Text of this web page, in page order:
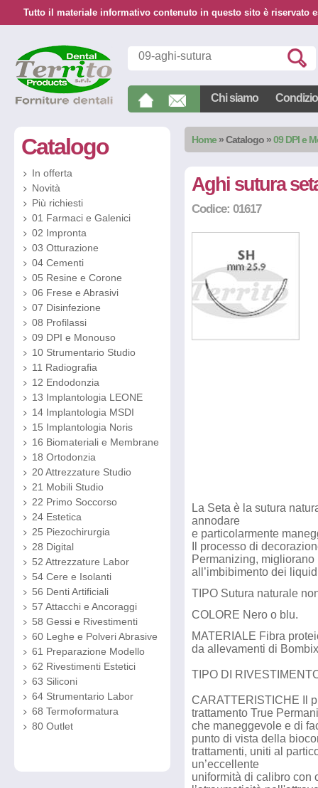
Tutto il materiale informativo contenuto in questo sito è riservato
Chi siamo
Home »Catalogo »09 DPI e
Catalogo
In offerta
Novità
Più richiesti
01 Farmaci e Galenici
02 Impronta
03 Otturazione
04 Cementi
05 Resine e Corone
06 Frese e Abrasivi
07 Disinfezione
08 Profilassi
09 DPI e Monouso
10 Strumentario Studio
11 Radiografia
12 Endodonzia
13 Implantologia LEONE
14 Implantologia MSDI
15 Implantologia Noris
16 Biomateriali e Membrane
18 Ortodonzia
20 Attrezzature Studio
21 Mobili Studio
22 Primo Soccorso
24 Estetica
25 Piezochirurgia
28 Digital
52 Attrezzature Labor
54 Cere e Isolanti
56 Denti Artificiali
57 Attacchi e Ancoraggi
58 Gessi e Rivestimenti
60 Leghe e Polveri Abrasive
61 Preparazione Modello
62 Rivestimenti Estetici
63 Siliconi
64 Strumentario Labor
68 Termoformatura
80 Outlet
Aghi sutura
Codice: 01617
La Seta è la sutura
annodare
e particolarmente
Il processo di
Permanizing,
all’imbibimento dei
TIPO Sutura naturale
COLORE Nero o blu.
MATERIALE Fibra
da allevamenti di
TIPO DI
CARATTERISTICHE Il
trattamento True
che maneggevole e di
punto di vista della
trattamenti, uniti al
un’eccellente
uniformità di calibro con